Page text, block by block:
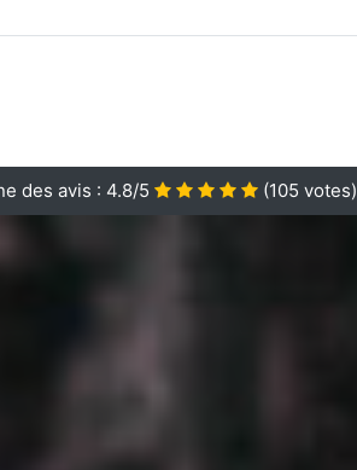
des avis : 4.8/5 (105 votes)